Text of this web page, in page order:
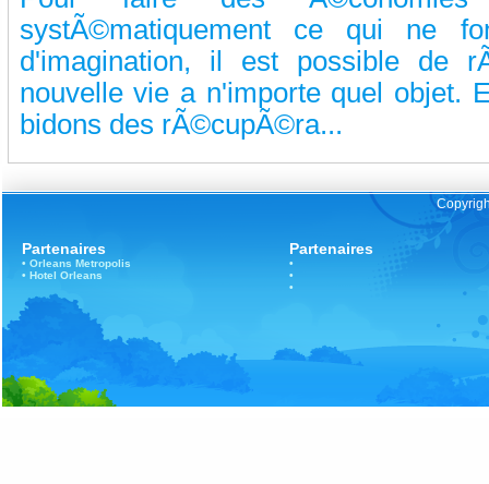
systÃ©matiquement ce qui ne
d'imagination, il est possible de
nouvelle vie a n'importe quel objet.
bidons des rÃ©cupÃ©ra...
Partenaires
• Orleans Metropolis
• Hotel Orleans
Partenaires
•
•
•